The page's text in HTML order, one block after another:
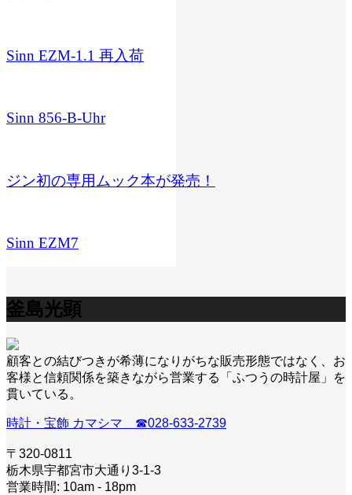
Sinn EZM-1.1 再入荷
Sinn 856-B-Uhr
ジン初の専用ムック本が発売！
Sinn EZM7
釜島光顕
顧客との結びつきが希薄になりがちな販売形態ではなく、お
客様と信頼関係を築きながら営業する「ふつうの時計屋」を
貫いている。
時計・宝飾 カマシマ ☎028-633-2739
〒320-0811
栃木県宇都宮市大通り3-1-3
営業時間: 10am - 18pm